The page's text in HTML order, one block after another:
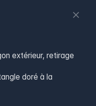
extérieur, retirage
doré à la